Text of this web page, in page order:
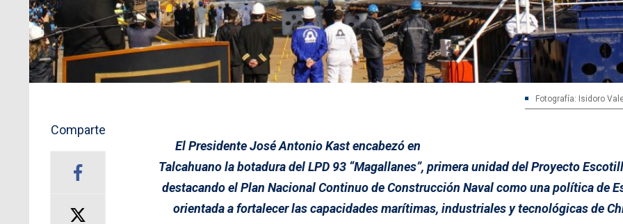
Fotografía: Isidoro
Comparte
El Presidente José Antonio Kast encabezó en
Talcahuano la botadura del LPD 93 “Magallanes”, primera unidad del Proyecto
destacando el Plan Nacional Continuo de Construcción Naval como una política de
orientada a fortalecer las capacidades marítimas, industriales y tecnológicas de